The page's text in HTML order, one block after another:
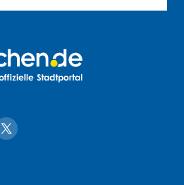
Instagram
auf YouTube
muenchen.de auf X